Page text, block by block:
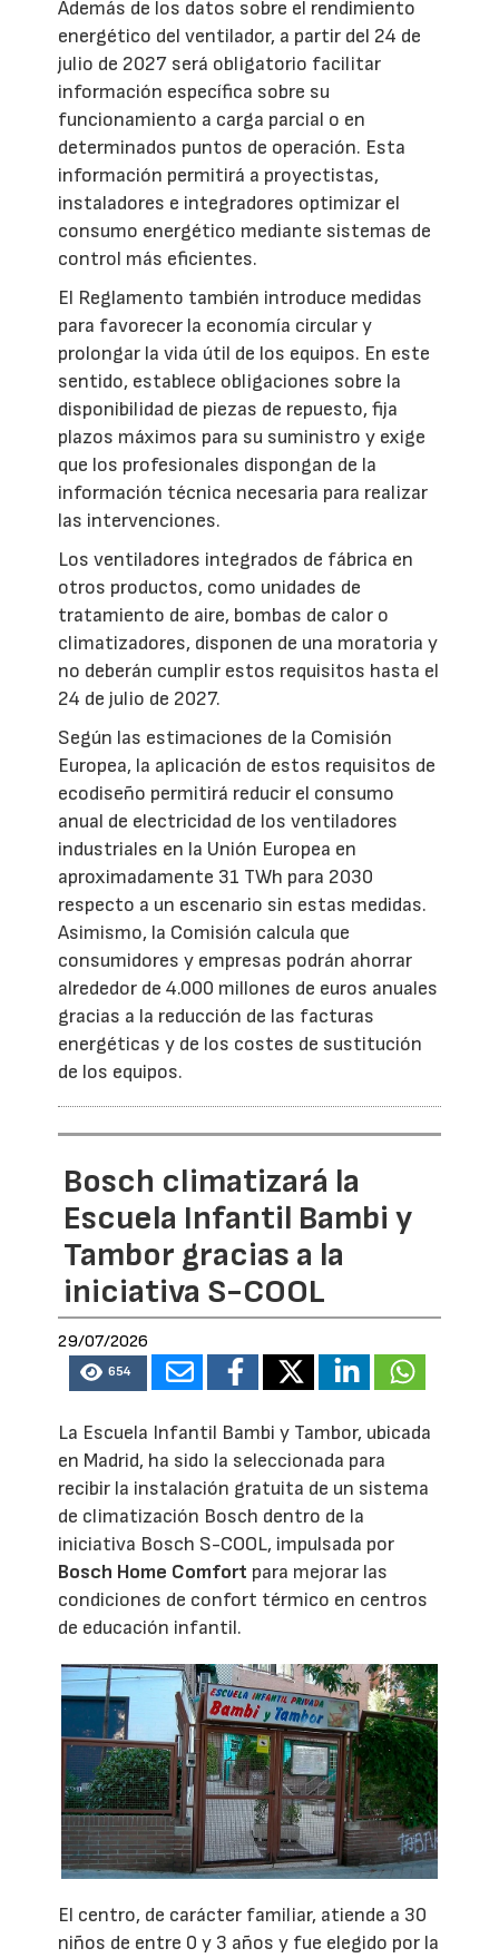
Además de los datos sobre el rendimiento
energético del ventilador, a partir del 24 de
julio de 2027 será obligatorio facilitar
información específica sobre su
funcionamiento a carga parcial o en
determinados puntos de operación. Esta
información permitirá a proyectistas,
instaladores e integradores optimizar el
consumo energético mediante sistemas de
control más eficientes.
El Reglamento también introduce medidas
para favorecer la economía circular y
prolongar la vida útil de los equipos. En este
sentido, establece obligaciones sobre la
disponibilidad de piezas de repuesto, fija
plazos máximos para su suministro y exige
que los profesionales dispongan de la
información técnica necesaria para realizar
las intervenciones.
Los ventiladores integrados de fábrica en
otros productos, como unidades de
tratamiento de aire, bombas de calor o
climatizadores, disponen de una moratoria y
no deberán cumplir estos requisitos hasta el
24 de julio de 2027.
Según las estimaciones de la Comisión
Europea, la aplicación de estos requisitos de
ecodiseño permitirá reducir el consumo
anual de electricidad de los ventiladores
industriales en la Unión Europea en
aproximadamente 31 TWh para 2030
respecto a un escenario sin estas medidas.
Asimismo, la Comisión calcula que
consumidores y empresas podrán ahorrar
alrededor de 4.000 millones de euros anuales
gracias a la reducción de las facturas
energéticas y de los costes de sustitución
de los equipos.
Bosch climatizará la
Escuela Infantil Bambi y
Tambor gracias a la
iniciativa S-COOL
29/07/2026
654
La Escuela Infantil Bambi y Tambor, ubicada
en Madrid, ha sido la seleccionada para
recibir la instalación gratuita de un sistema
de climatización Bosch dentro de la
iniciativa Bosch S-COOL, impulsada por
Bosch Home Comfort para mejorar las
condiciones de confort térmico en centros
de educación infantil.
El centro, de carácter familiar, atiende a 30
niños de entre 0 y 3 años y fue elegido por la